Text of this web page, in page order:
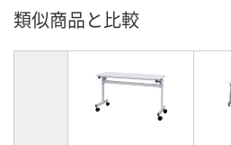
類似商品と比較